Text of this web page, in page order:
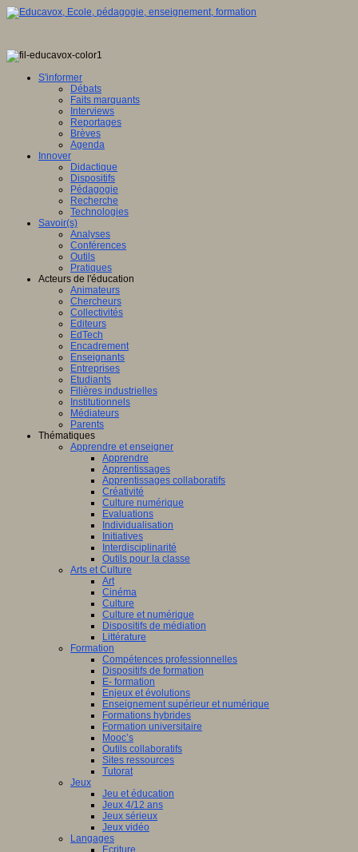
S'informer
Débats
Faits marquants
Interviews
Reportages
Brèves
Agenda
Innover
Didactique
Dispositifs
Pédagogie
Recherche
Technologies
Savoir(s)
Analyses
Conférences
Outils
Pratiques
Acteurs de l'éducation
Animateurs
Chercheurs
Collectivités
Editeurs
EdTech
Encadrement
Enseignants
Entreprises
Etudiants
Filières industrielles
Institutionnels
Médiateurs
Parents
Thématiques
Apprendre et enseigner
Apprendre
Apprentissages
Apprentissages collaboratifs
Créativité
Culture numérique
Evaluations
Individualisation
Initiatives
Interdisciplinarité
Outils pour la classe
Arts et Culture
Art
Cinéma
Culture
Culture et numérique
Dispositifs de médiation
Littérature
Formation
Compétences professionnelles
Dispositifs de formation
E- formation
Enjeux et évolutions
Enseignement supérieur et numérique
Formations hybrides
Formation universitaire
Mooc’s
Outils collaboratifs
Sites ressources
Tutorat
Jeux
Jeu et éducation
Jeux 4/12 ans
Jeux sérieux
Jeux vidéo
Langages
Ecriture